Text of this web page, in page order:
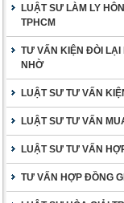
LUẬT SƯ LÀM LY
TPHCM
TƯ VẤN KIỆN ĐÒI LẠI
NHỜ
LUẬT SƯ TƯ VẤN
LUẬT SƯ TƯ VẤN
LUẬT SƯ TƯ VẤN
TƯ VẤN HỢP ĐỒNG